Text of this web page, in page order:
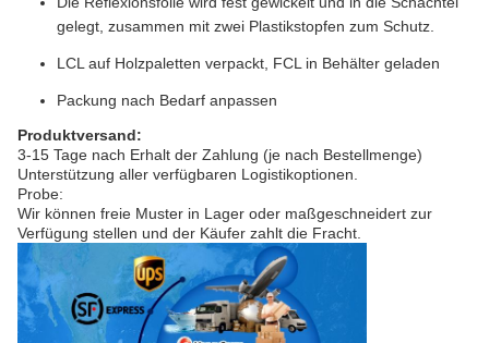
gelegt, zusammen mit zwei Plastikstopfen zum Schutz.
LCL auf Holzpaletten verpackt, FCL in Behälter geladen
Packung nach Bedarf anpassen
Produktversand:
3-15 Tage nach Erhalt der Zahlung (je nach Bestellmenge)
Unterstützung aller verfügbaren Logistikoptionen.
Probe:
Wir können freie Muster in Lager oder maßgeschneidert zur
Verfügung stellen und der Käufer zahlt die Fracht.